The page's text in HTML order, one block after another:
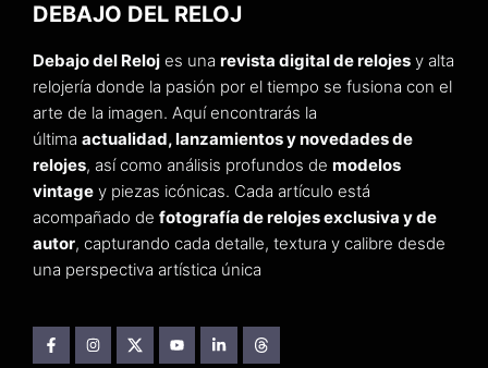
DEBAJO DEL RELOJ
Debajo del Reloj es una revista digital de relojes y alta
relojería donde la pasión por el tiempo se fusiona con el
arte de la imagen. Aquí encontrarás la
última actualidad, lanzamientos y novedades de
relojes, así como análisis profundos de modelos
vintage y piezas icónicas. Cada artículo está
acompañado de fotografía de relojes exclusiva y de
autor, capturando cada detalle, textura y calibre desde
una perspectiva artística única